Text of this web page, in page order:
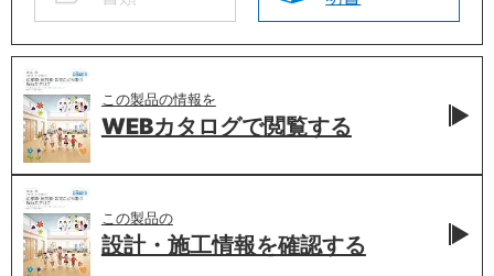
この製品の情報を
WEBカタログで閲覧する
この製品の
設計・施工情報を確認する